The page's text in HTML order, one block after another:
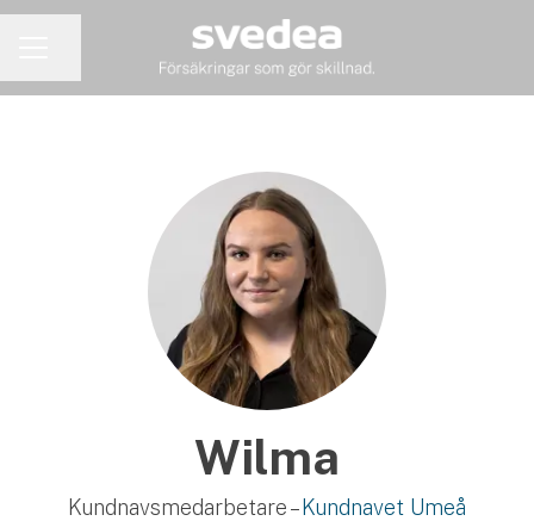
Wilma
Kundnavsmedarbetare – Kundnavet Umeå